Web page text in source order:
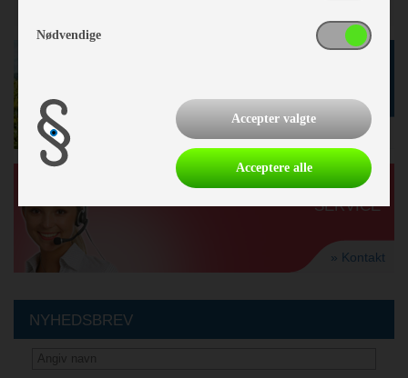
» se tilbud
KUNDE-
SERVICE
» Kontakt
NYHEDSBREV
Nødvendige
Accepter valgte
Acceptere alle